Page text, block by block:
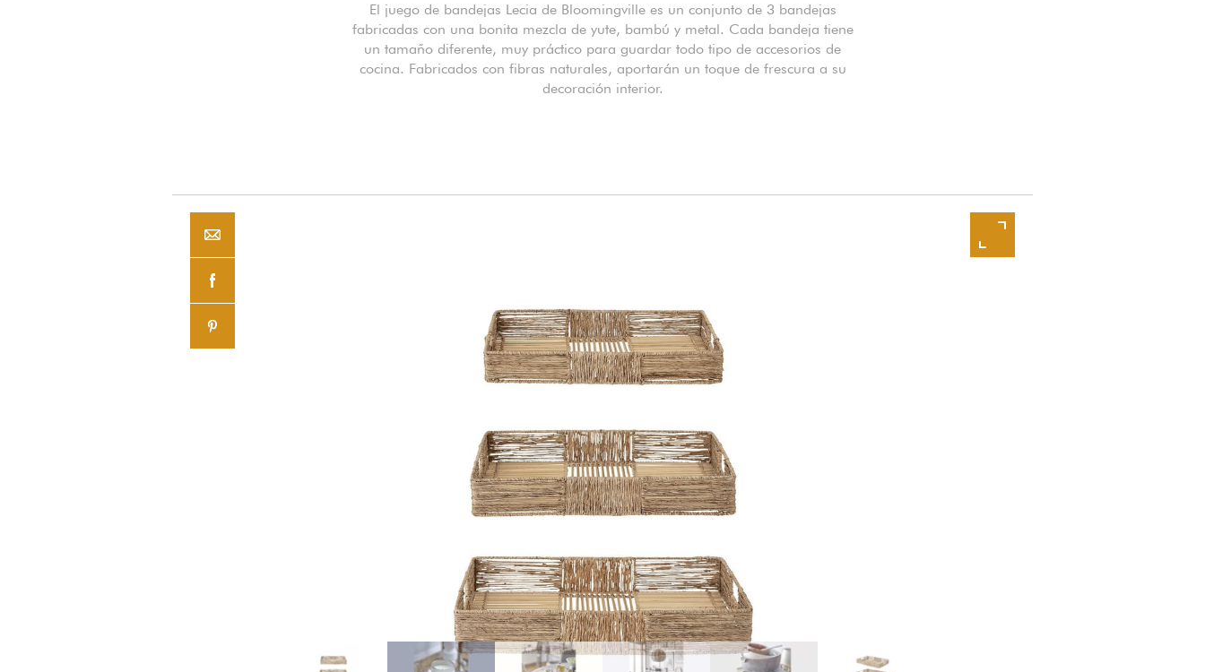
El juego de bandejas Lecia de Bloomingville es un conjunto de 3 bandejas
fabricadas con una bonita mezcla de yute, bambú y metal. Cada bandeja tiene
un tamaño diferente, muy práctico para guardar todo tipo de accesorios de
cocina. Fabricados con fibras naturales, aportarán un toque de frescura a su
decoración interior.